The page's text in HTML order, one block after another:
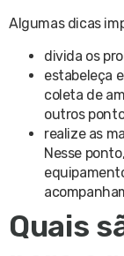
Algumas dicas
divida os
estabeleça
coleta de
outros
realize as
Nesse
Quais